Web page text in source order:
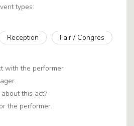
types:
Reception Fair / Congres
with the performer
this act?
the performer.